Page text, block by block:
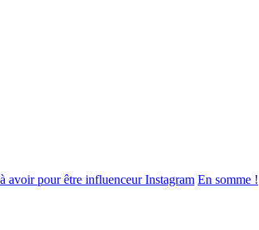
avoir pour être influenceur Instagram En somme !